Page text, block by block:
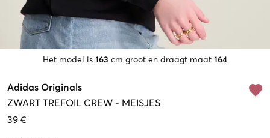
Het model is 163 cm groot en draagt maat 164
Adidas Originals
ZWART TREFOIL CREW - MEISJES
39 €